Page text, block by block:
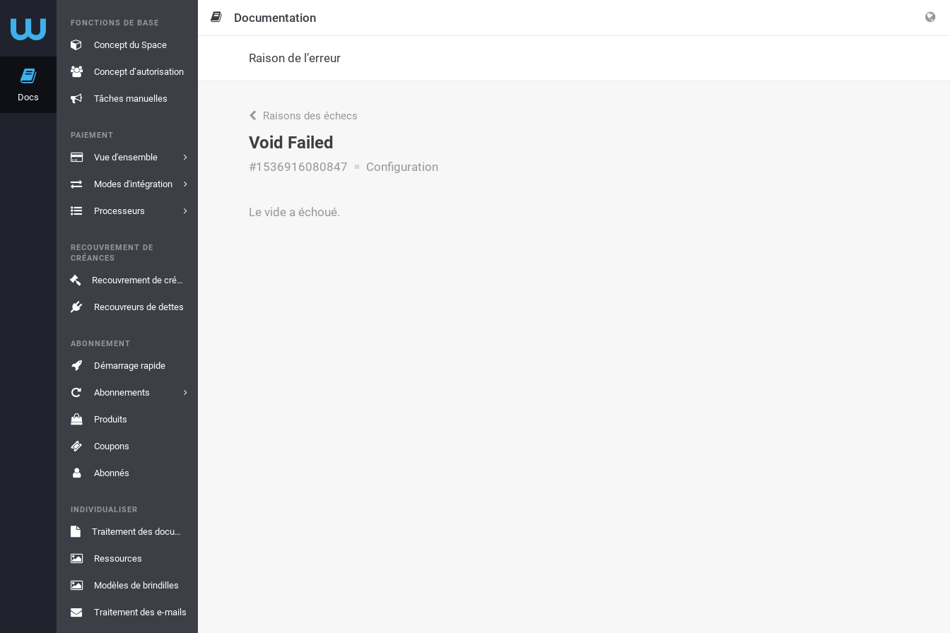
Docs
FONCTIONS DE BASE
Concept du Space
Concept d’autorisation
Tâches manuelles
PAIEMENT
Vue d'ensemble
Modes d'intégration
Processeurs
RECOUVREMENT DE
CRÉANCES
Recouvrement de créances
Recouvreurs de dettes
ABONNEMENT
Démarrage rapide
Abonnements
Produits
Coupons
Abonnés
INDIVIDUALISER
Traitement des documents
Ressources
Modèles de brindilles
Traitement des e-mails
Documentation
Raison de l’erreur
Raisons des échecs
Void Failed
#1536916080847 Configuration
Le vide a échoué.